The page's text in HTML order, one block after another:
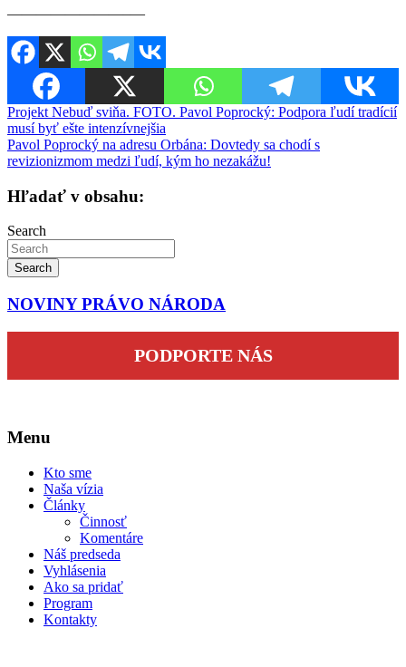
————————–—
Navigácia
v
článku
Projekt Nebuď sviňa. FOTO. Pavol Poprocký: Podpora ľudí tradícií
musí byť ešte intenzívnejšia
Pavol Poprocký na adresu Orbána: Dovtedy sa chodí s
revizionizmom medzi ľudí, kým ho nezakážu!
Hľadať v obsahu:
Search
Search
NOVINY PRÁVO NÁRODA
PODPORTE NÁS
Menu
Kto sme
Naša vízia
Články
Činnosť
Komentáre
Náš predseda
Vyhlásenia
Ako sa pridať
Program
Kontakty